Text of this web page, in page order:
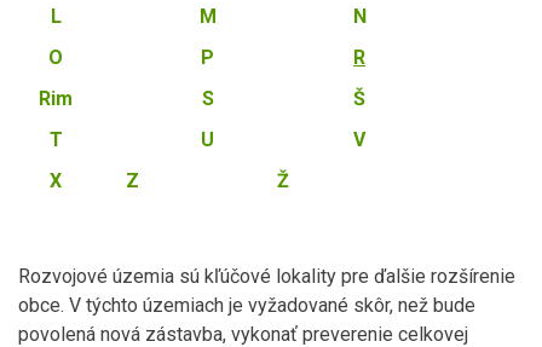
L
M
N
O
P
R
Rim
S
Š
T
U
V
X
Z Ž
Rozvojové územia sú kľúčové lokality pre ďalšie rozšírenie
obce. V týchto územiach je vyžadované skôr, než bude
povolená nová zástavba, vykonať preverenie celkovej